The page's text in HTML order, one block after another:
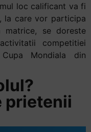
loc calificant va fi
la care vor participa
matrice, se doreste
competitiei
Mondiala din
prietenii